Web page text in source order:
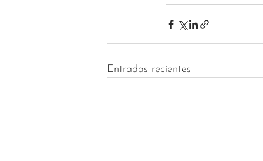
Entradas recientes